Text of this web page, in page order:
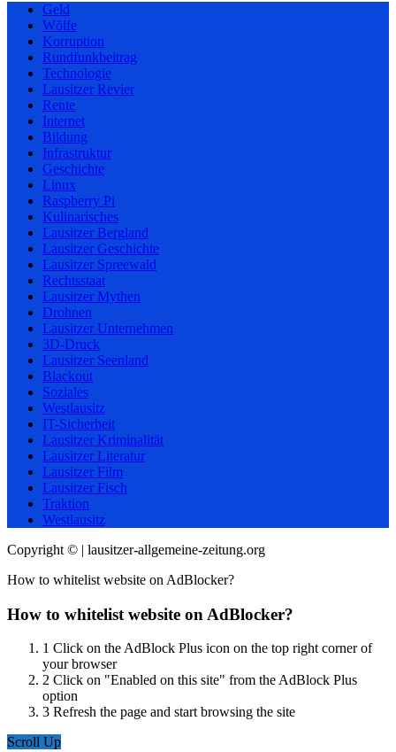
Geld
Wölfe
Korruption
Rundfunkbeitrag
Technologie
Lausitzer Revier
Rente
Internet
Bildung
Infrastruktur
Geschichte
Linux
Raspberry Pi
Kulinarisches
Lausitzer Bergland
Lausitzer Geschichte
Lausitzer Spreewald
Rechtsstaat
Lausitzer Mythen
Drohnen
Lausitzer Unternehmen
3D-Druck
Lausitzer Seenland
Blackout
Soziales
Westlausitz
IT-Sicherheit
Lausitzer Kriminalität
Lausitzer Literatur
Lausitzer Film
Lausitzer Fisch
Traktion
Westlausitz
Copyright © | lausitzer-allgemeine-zeitung.org
How to whitelist website on AdBlocker?
How to whitelist website on AdBlocker?
1 Click on the AdBlock Plus icon on the top right corner of
your browser
2 Click on "Enabled on this site" from the AdBlock Plus
option
3 Refresh the page and start browsing the site
Scroll Up